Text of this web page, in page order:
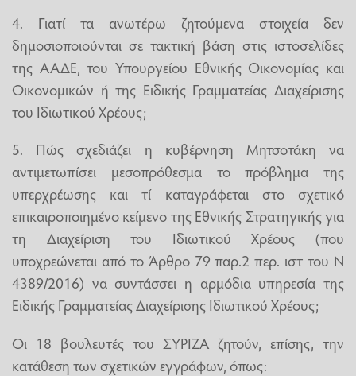
4. Γιατί τα ανωτέρω ζητούμενα στοιχεία δεν
δημοσιοποιούνται σε τακτική βάση στις ιστοσελίδες
της ΑΑΔΕ, του Υπουργείου Εθνικής Οικονομίας και
Οικονομικών ή της Ειδικής Γραμματείας Διαχείρισης
του Ιδιωτικού Χρέους;
5. Πώς σχεδιάζει η κυβέρνηση Μητσοτάκη να
αντιμετωπίσει μεσοπρόθεσμα το πρόβλημα της
υπερχρέωσης και τί καταγράφεται στο σχετικό
επικαιροποιημένο κείμενο της Εθνικής Στρατηγικής για
τη Διαχείριση του Ιδιωτικού Χρέους (που
υποχρεώνεται από το Άρθρο 79 παρ.2 περ. ιστ του Ν
4389/2016) να συντάσσει η αρμόδια υπηρεσία της
Ειδικής Γραμματείας Διαχείρισης Ιδιωτικού Χρέους;
Οι 18 βουλευτές του ΣΥΡΙΖΑ ζητούν, επίσης, την
κατάθεση των σχετικών εγγράφων, όπως: